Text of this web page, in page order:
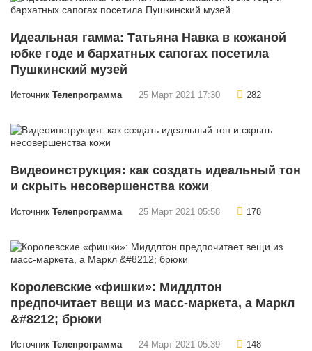
Идеальная гамма: Татьяна Навка в кожаной
юбке годе и бархатных сапогах посетила
Пушкинский музей
Источник Телепрограмма 25 Март 2021 17:30 282
Видеоинструкция: как создать идеальный тон
и скрыть несовершенства кожи
Источник Телепрограмма 25 Март 2021 05:58 178
Королевские «фишки»: Миддлтон
предпочитает вещи из масс-маркета, а Маркл
&#8212; брюки
Источник Телепрограмма 24 Март 2021 05:39 148